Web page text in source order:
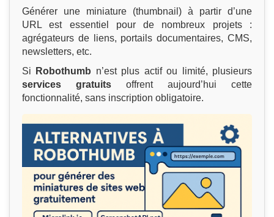
Générer une miniature (thumbnail) à partir d’une
URL est essentiel pour de nombreux projets :
agrégateurs de liens, portails documentaires, CMS,
newsletters, etc.
Si
Robothumb n’est plus actif ou limité, plusieurs
services gratuits offrent aujourd’hui cette
fonctionnalité, sans inscription obligatoire.